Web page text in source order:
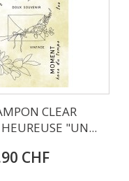
CLEAR
"UN...
CHF